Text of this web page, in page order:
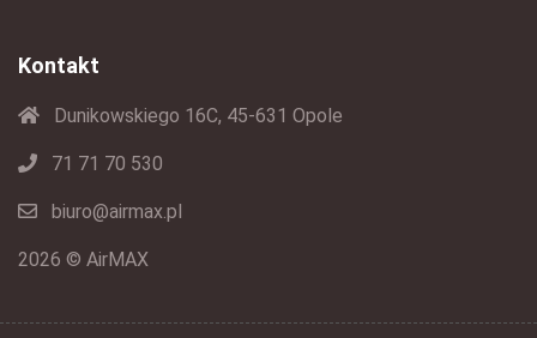
Kontakt
Dunikowskiego 16C, 45-631 Opole
71 71 70 530
biuro@airmax.pl
2026 © AirMAX